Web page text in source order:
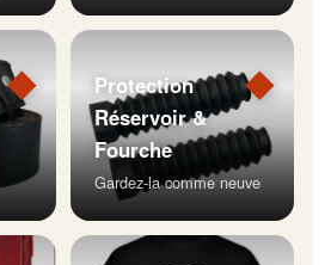
◆ ◆
Protection
Réservoir &
Fourche
Gardez-la comme neuve